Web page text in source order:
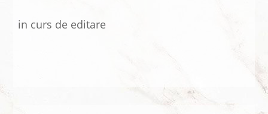
in curs de editare